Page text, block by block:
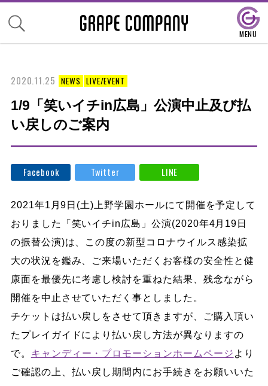
2020.11.25 NEWS LIVE/EVENT
1/9「笑いイチin広島」公演中止及び払
い戻しのご案内
Facebook Twitter LINE
2021年1月9日(土)上野学園ホールにて開催を予定して
おりました「笑いイチin広島」公演(2020年4月19日
の振替公演)は、この度の新型コロナウイルス感染拡
大の状況を鑑み、ご来場いただくお客様の安全性と健
康面を最優先に考慮し検討を重ねた結果、残念ながら
開催を中止させていただく事としました。
チケットは払い戻しをさせて頂きますが、ご購入頂い
たプレイガイドにより払い戻し方法が異なりますの
で。 キャンディー・プロモーションホームページ より
ご確認の上、払い戻し期間内にお手続きをお願いいた